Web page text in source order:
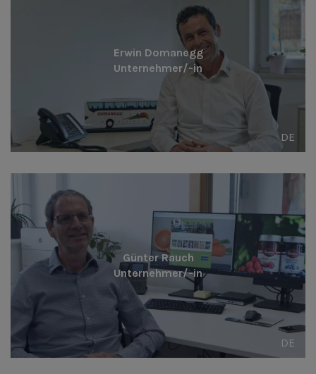
Erwin Domanegg
Unternehmer/-in
DE
Günter Rauch
Unternehmer/-in
DE